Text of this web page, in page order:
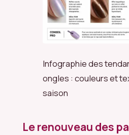
Infographie des
ongles : couleurs et
saison
Le renouveau des